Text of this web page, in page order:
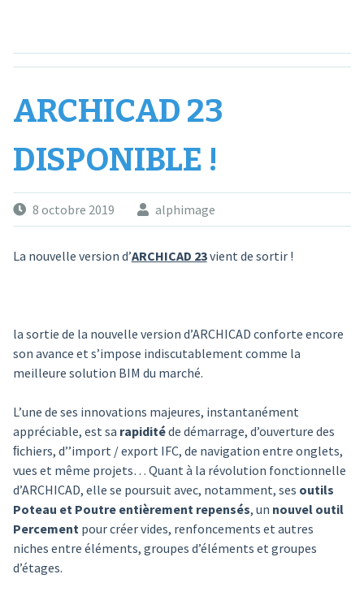
ARCHICAD 23
DISPONIBLE !
8 octobre 2019 alphimage
La nouvelle version d’ARCHICAD 23vient de sortir !
la sortie de la nouvelle version d’ARCHICAD conforte encore
son avance et s’impose indiscutablement comme la
meilleure solution BIM du marché.
L’une de ses innovations majeures, instantanément
appréciable, est sa rapiditéde démarrage, d’ouverture des
ﬁchiers, d’’import / export IFC, de navigation entre onglets,
vues et même projets… Quant à la révolution fonctionnelle
d’ARCHICAD, elle se poursuit avec, notamment, ses outils
Poteau et Poutre entièrement repensés, un nouvel outil
Percement pour créer vides, renfoncements et autres
niches entre éléments, groupes d’éléments et groupes
d’étages.